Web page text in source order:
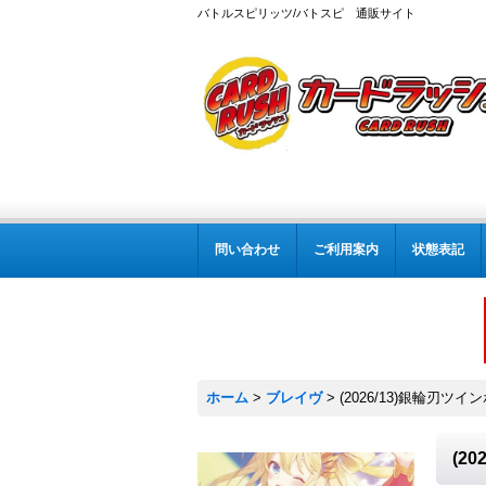
バトルスピリッツ/バトスピ 通販サイト
問い合わせ ご利用案内 状態表記
ホーム > ブレイヴ > (2026/13)銀輪刃ツイ